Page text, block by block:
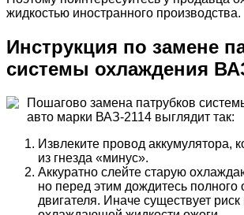
жидкостью иностранного производства.
Инструкция по замене
системы охлаждения
Пошагово замена патрубков
авто марки ВАЗ-2114 выглядит так:
Извлеките провод аккумулятора,
из гнезда «минус».
Аккуратно слейте старую
но перед этим дождитесь полного
двигателя. Иначе существует риск